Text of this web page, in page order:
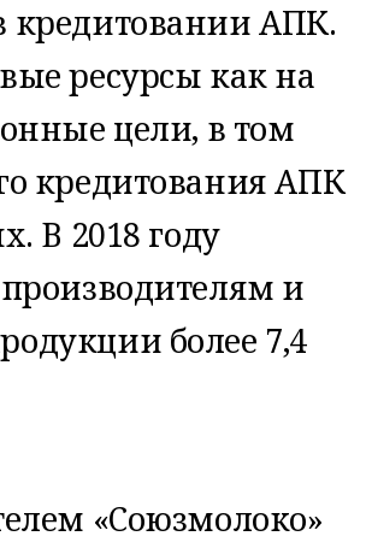
кредитовании АПК.
ресурсы как на
цели, в том
кредитования АПК
В 2018 году
производителям и
более 7,4
«Союзмолоко»